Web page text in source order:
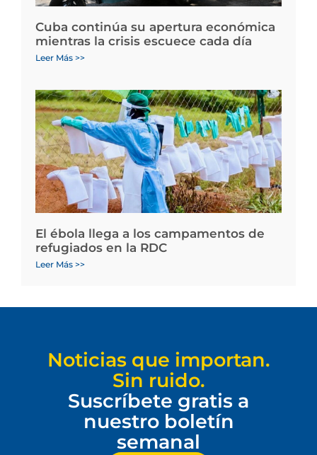
Cuba continúa su apertura económica
mientras la crisis escuece cada día
Leer Más >>
El ébola llega a los campamentos de
refugiados en la RDC
Leer Más >>
Noticias que importan.
Sin ruido.
Suscríbete gratis a
nuestro boletín
semanal